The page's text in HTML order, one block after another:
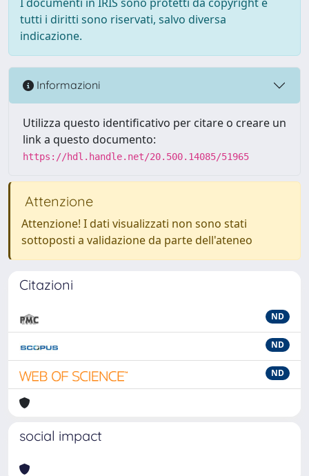
tutti i diritti sono riservati, salvo diversa
indicazione.
Informazioni
Utilizza questo identificativo per citare o creare un
link a questo documento:
https://hdl.handle.net/20.500.14085/51965
Attenzione
Attenzione! I dati visualizzati non sono stati
sottoposti a validazione da parte dell'ateneo
Citazioni
ND
ND
ND
social impact